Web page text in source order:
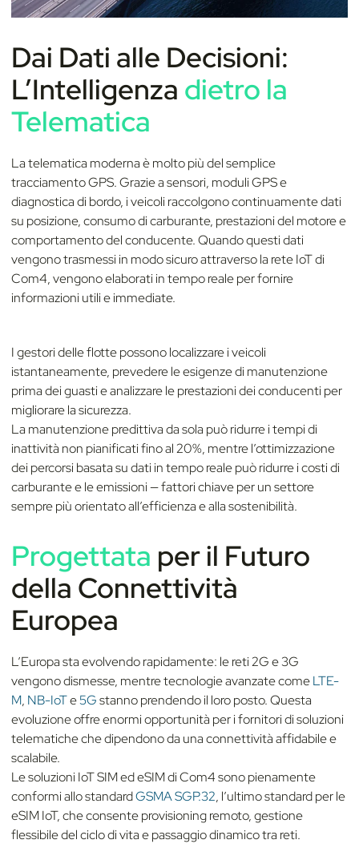
Dai Dati alle Decisioni:
L’Intelligenza dietro la
Telematica
La telematica moderna è molto più del semplice
tracciamento GPS. Grazie a sensori, moduli GPS e
diagnostica di bordo, i veicoli raccolgono continuamente dati
su posizione, consumo di carburante, prestazioni del motore e
comportamento del conducente. Quando questi dati
vengono trasmessi in modo sicuro attraverso la rete IoT di
Com4, vengono elaborati in tempo reale per fornire
informazioni utili e immediate.
I gestori delle flotte possono localizzare i veicoli
istantaneamente, prevedere le esigenze di manutenzione
prima dei guasti e analizzare le prestazioni dei conducenti per
migliorare la sicurezza.
La manutenzione predittiva da sola può ridurre i tempi di
inattività non pianificati fino al 20%, mentre l’ottimizzazione
dei percorsi basata su dati in tempo reale può ridurre i costi di
carburante e le emissioni — fattori chiave per un settore
sempre più orientato all’efficienza e alla sostenibilità.
Progettata per il Futuro
della Connettività
Europea
L’Europa sta evolvendo rapidamente: le reti 2G e 3G
vengono dismesse, mentre tecnologie avanzate comeLTE-
M, NB-IoTe5Gstanno prendendo il loro posto. Questa
evoluzione offre enormi opportunità per i fornitori di soluzioni
telematiche che dipendono da una connettività affidabile e
scalabile.
Le soluzioni IoT SIM ed eSIM di Com4 sono pienamente
conformi allo standardGSMA SGP.32, l’ultimo standard per le
eSIM IoT, che consente provisioning remoto, gestione
flessibile del ciclo di vita e passaggio dinamico tra reti.